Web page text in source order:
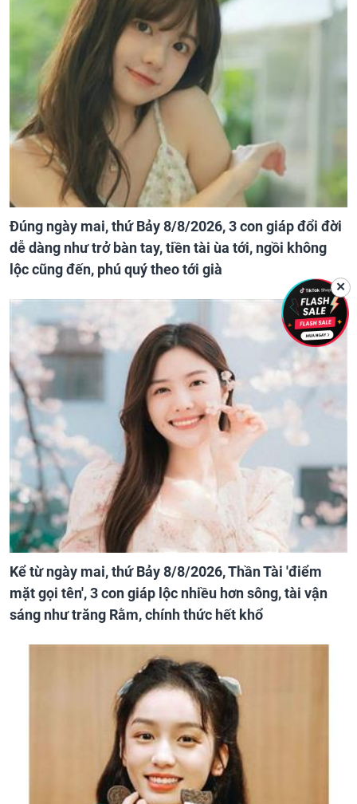
Đúng ngày mai, thứ Bảy 8/8/2026, 3 con giáp đổi đời
dễ dàng như trở bàn tay, tiền tài ùa tới, ngồi không
lộc cũng đến, phú quý theo tới già
Kể từ ngày mai, thứ Bảy 8/8/2026, Thần Tài 'điểm
mặt gọi tên', 3 con giáp lộc nhiều hơn sông, tài vận
sáng như trăng Rằm, chính thức hết khổ
✕